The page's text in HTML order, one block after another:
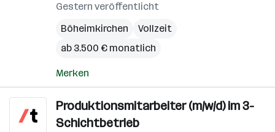
Gestern veröffentlicht
Böheimkirchen
Vollzeit
ab 3.500 € monatlich
Merken
Produktionsmitarbeiter (m/w/d) im 3-
Schichtbetrieb